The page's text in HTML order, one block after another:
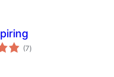
(7total
ratings
)